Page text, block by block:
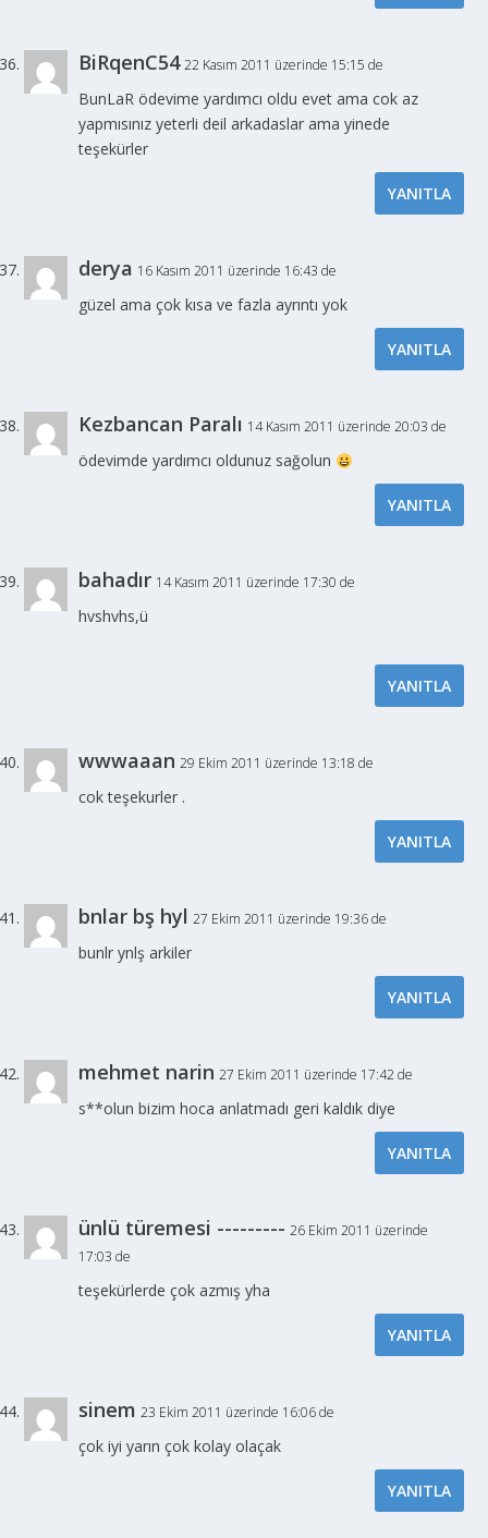
BiRqenC54 22 Kasım 2011 üzerinde 15:15 de
BunLaR ödevime yardımcı oldu evet ama cok az
yapmısınız yeterli deil arkadaslar ama yinede
teşekürler
YANITLA
derya 16 Kasım 2011 üzerinde 16:43 de
güzel ama çok kısa ve fazla ayrıntı yok
YANITLA
Kezbancan Paralı 14 Kasım 2011 üzerinde 20:03 de
ödevimde yardımcı oldunuz sağolun
YANITLA
bahadır 14 Kasım 2011 üzerinde 17:30 de
hvshvhs,ü
YANITLA
wwwaaan 29 Ekim 2011 üzerinde 13:18 de
cok teşekurler .
YANITLA
bnlar bş hyl 27 Ekim 2011 üzerinde 19:36 de
bunlr ynlş arkiler
YANITLA
mehmet narin 27 Ekim 2011 üzerinde 17:42 de
s**olun bizim hoca anlatmadı geri kaldık diye
YANITLA
ünlü türemesi --------- 26 Ekim 2011 üzerinde
17:03 de
teşekürlerde çok azmış yha
YANITLA
sinem 23 Ekim 2011 üzerinde 16:06 de
çok iyi yarın çok kolay olaçak
YANITLA